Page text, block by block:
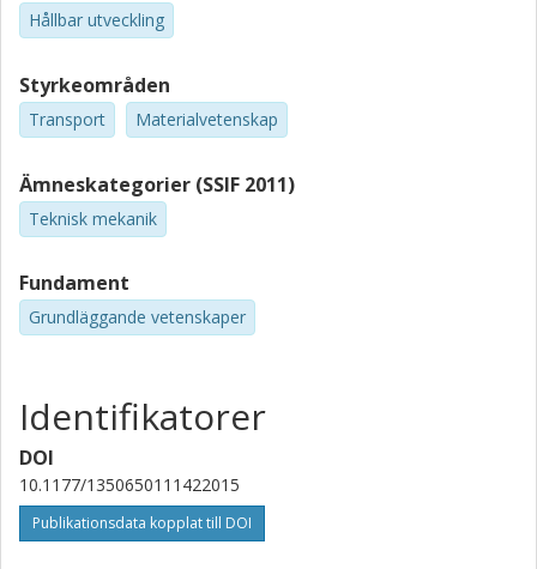
Hållbar utveckling
Styrkeområden
Transport Materialvetenskap
Ämneskategorier (SSIF 2011)
Teknisk mekanik
Fundament
Grundläggande vetenskaper
Identifikatorer
DOI
10.1177/1350650111422015
Publikationsdata kopplat till DOI